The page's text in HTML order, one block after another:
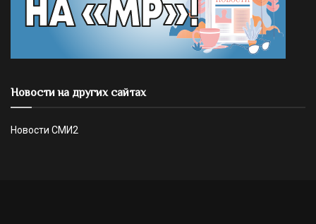
Новости на других сайтах
Новости СМИ2